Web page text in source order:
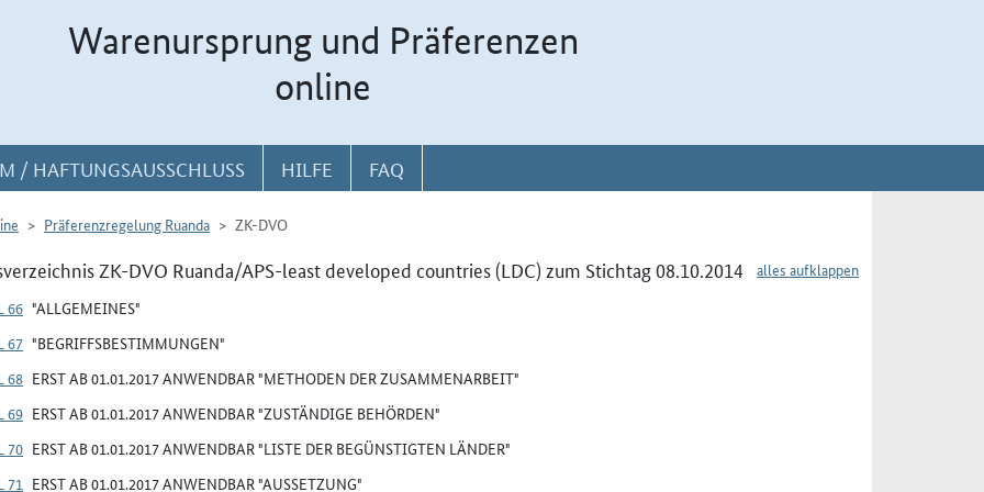
Warenursprung und Präferenzen
online
/ HAFTUNGSAUSSCHLUSS HILFE FAQ
Präferenzregelung Ruanda ZK-DVO
alles aufklappen
ZK-DVO Ruanda/APS-least developed countries (LDC) zum Stichtag 08.10.2014
66 "ALLGEMEINES"
67 "BEGRIFFSBESTIMMUNGEN"
68 ERST AB 01.01.2017 ANWENDBAR "METHODEN DER ZUSAMMENARBEIT"
69 ERST AB 01.01.2017 ANWENDBAR "ZUSTÄNDIGE BEHÖRDEN"
70 ERST AB 01.01.2017 ANWENDBAR "LISTE DER BEGÜNSTIGTEN LÄNDER"
71 ERST AB 01.01.2017 ANWENDBAR "AUSSETZUNG"